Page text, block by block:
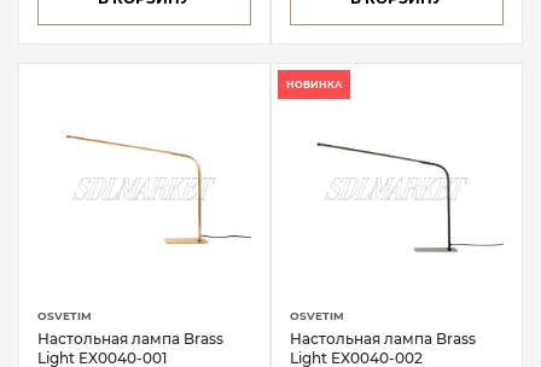
OSVETIM
Настольная лампа Brass
Light EX0040-001
НОВИНКА
OSVETIM
Настольная лампа Brass
Light EX0040-002